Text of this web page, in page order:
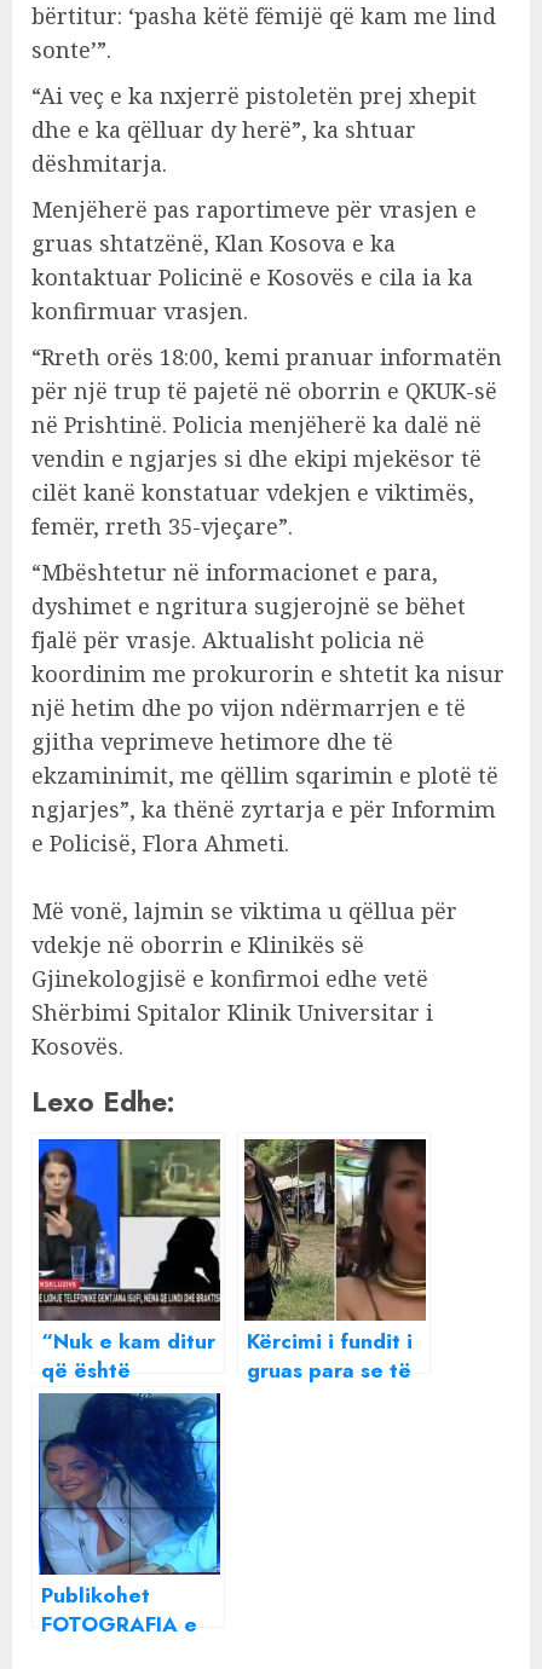
bërtitur: ‘pasha këtë fëmijë që kam me lind
sonte’”.
“Ai veç e ka nxjerrë pistoletën prej xhepit
dhe e ka qëlluar dy herë”, ka shtuar
dëshmitarja.
Menjëherë pas raportimeve për vrasjen e
gruas shtatzënë, Klan Kosova e ka
kontaktuar Policinë e Kosovës e cila ia ka
konfirmuar vrasjen.
“Rreth orës 18:00, kemi pranuar informatën
për një trup të pajetë në oborrin e QKUK-së
në Prishtinë. Policia menjëherë ka dalë në
vendin e ngjarjes si dhe ekipi mjekësor të
cilët kanë konstatuar vdekjen e viktimës,
femër, rreth 35-vjeçare”.
“Mbështetur në informacionet e para,
dyshimet e ngritura sugjerojnë se bëhet
fjalë për vrasje. Aktualisht policia në
koordinim me prokurorin e shtetit ka nisur
një hetim dhe po vijon ndërmarrjen e të
gjitha veprimeve hetimore dhe të
ekzaminimit, me qëllim sqarimin e plotë të
ngjarjes”, ka thënë zyrtarja e për Informim
e Policisë, Flora Ahmeti.
Më vonë, lajmin se viktima u qëllua për
vdekje në oborrin e Klinikës së
Gjinekologjisë e konfirmoi edhe vetë
Shërbimi Spitalor Klinik Universitar i
Kosovës.
Lexo Edhe:
“Nuk e kam ditur
që është
shtatzënë”/ Flet
ish i dashuri i 30-
vjeçares që
braktisi foshnjën:
Ishte motra e
shokut, s’do ia fal
kurrë!
Kërcimi i fundit i
gruas para se të
Publikohet
FOTOGRAFIA e